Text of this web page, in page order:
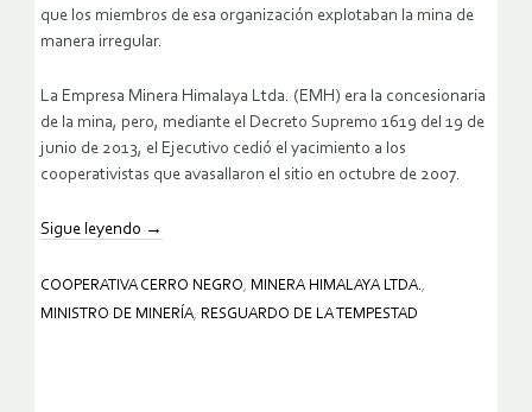
que los miembros de esa organización explotaban la mina de
manera irregular.
La Empresa Minera Himalaya Ltda. (EMH) era la concesionaria
de la mina, pero, mediante el Decreto Supremo 1619 del 19 de
junio de 2013, el Ejecutivo cedió el yacimiento a los
cooperativistas que avasallaron el sitio en octubre de 2007.
Sigue leyendo →
COOPERATIVA CERRO NEGRO MINERA HIMALAYA LTDA.
MINISTRO DE MINERÍA
RESGUARDO DE LA TEMPESTAD